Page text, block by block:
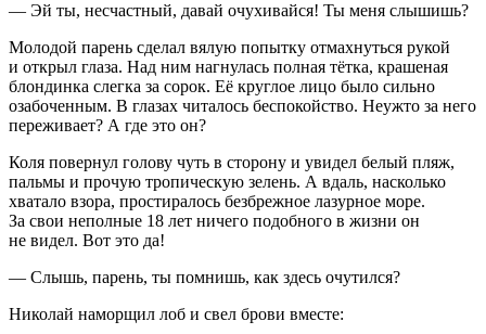
— Эй ты, несчастный, давай очухивайся! Ты меня слышишь?
Молодой парень сделал вялую попытку отмахнуться рукой
и открыл глаза. Над ним нагнулась полная тётка, крашеная
блондинка слегка за сорок. Её круглое лицо было сильно
озабоченным. В глазах читалось беспокойство. Неужто за него
переживает? А где это он?
Коля повернул голову чуть в сторону и увидел белый пляж,
пальмы и прочую тропическую зелень. А вдаль, насколько
хватало взора, простиралось безбрежное лазурное море.
За свои неполные 18 лет ничего подобного в жизни он
не видел. Вот это да!
— Слышь, парень, ты помнишь, как здесь очутился?
Николай наморщил лоб и свел брови вместе: